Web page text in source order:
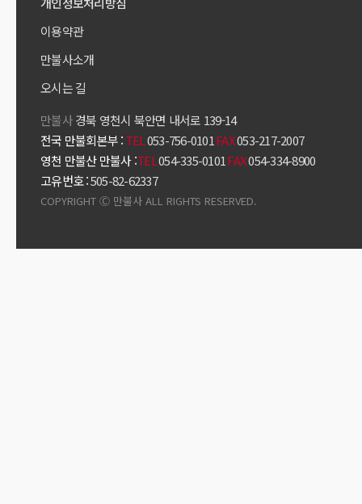
이용약관
만불사소개
오시는 길
만불사경북 영천시 북안면 내서로 139-14
전국 만불회본부 :TEL 053-756-0101FAX053-217-2007
영천 만불산 만불사 :TEL 054-335-0101FAX054-334-8900
고유번호 :505-82-62337
COPYRIGHT Ⓒ 만불사 ALL RIGHTS RESERVED.